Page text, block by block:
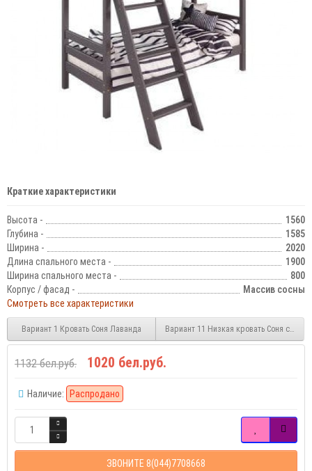
Краткие характеристики
Высота -
1560
Глубина -
1585
Ширина -
2020
Длина спального места -
1900
Ширина спального места -
800
Корпус / фасад -
Массив сосны
Смотреть все характеристики
Вариант 1 Кровать Соня Лаванда Вариант 11 Низкая кровать Соня с
1132 бел.руб. 1020 бел.руб.
Наличие: Распродано
ЗВОНИТЕ 8(044)7708668